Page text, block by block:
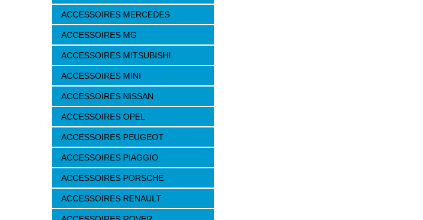
ACCESSOIRES MERCEDES
ACCESSOIRES MG
ACCESSOIRES MITSUBISHI
ACCESSOIRES MINI
ACCESSOIRES NISSAN
ACCESSOIRES OPEL
ACCESSOIRES PEUGEOT
ACCESSOIRES PIAGGIO
ACCESSOIRES PORSCHE
ACCESSOIRES RENAULT